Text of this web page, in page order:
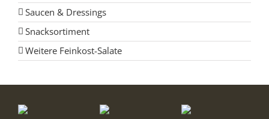
Saucen & Dressings
Snacksortiment
Weitere Feinkost-Salate